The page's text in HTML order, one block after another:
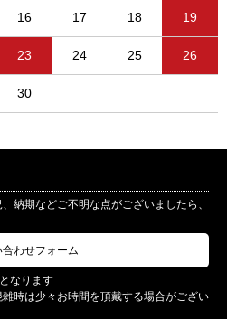
16 17 18 19
23 24 25 26
30
納期などご不明な点がございましたら、
合わせフォーム
なります
時は少々お時間を頂戴する場合がござい